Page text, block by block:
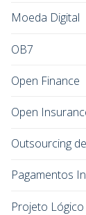
Moeda Digital
OB7
Open Finance
Open
Outsourcing
Pagamentos
Projeto Lógico